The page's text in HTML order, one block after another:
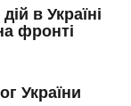
в Україні
фронті
України